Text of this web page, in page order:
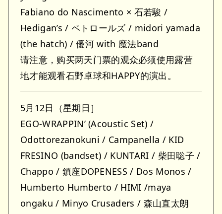
Fabiano do Nascimento × 石若駿 /
Hedigan’s / ペトロールズ / midori yamada
(the hatch) / 優河 with 魔法band
请注意，购买两天门票的观众必须使用露营
地才能观看石野卓球和HAPPY的演出。
5月12日（星期日］
EGO-WRAPPIN’ (Acoustic Set) /
Odottorezanokuni / Campanella / KID
FRESINO (bandset) / KUNTARI / 柴田聡子 /
Chappo / 鎮座DOPENESS / Dos Monos /
Humberto Humberto / HIMI /maya
ongaku / Minyo Crusaders / 森山直太朗